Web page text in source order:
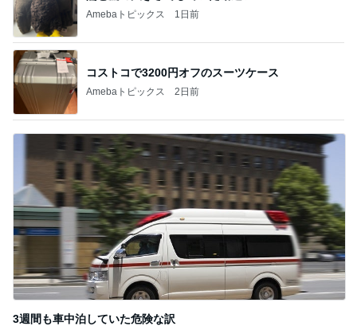
Amebaトピックス 1日前
コストコで3200円オフのスーツケース
Amebaトピックス 2日前
3週間も車中泊していた危険な訳